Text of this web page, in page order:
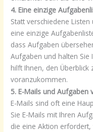
4. Eine einzige
Statt verschiedene
eine einzige
dass Aufgaben
Aufgaben und halten Sie
hilft Ihnen, den
voranzukommen.
5. E-Mails und Aufgaben
E-Mails sind oft eine
Sie E-Mails mit Ihren
die eine Aktion